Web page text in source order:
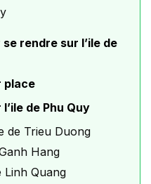
rendre sur l’ile de
place
de Phu Quy
de Trieu Duong
Hang
Linh Quang